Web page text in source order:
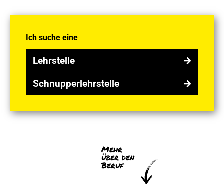
Ich suche eine
Lehrstelle
Schnupperlehrstelle
Mehr
über den
Beruf